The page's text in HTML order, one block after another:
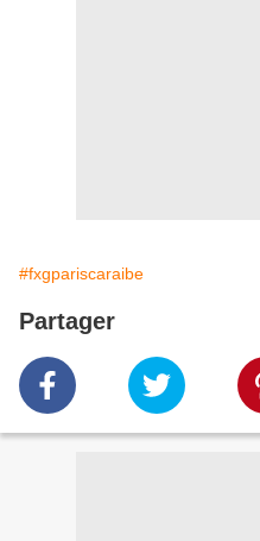
#fxgpariscaraibe
Partager